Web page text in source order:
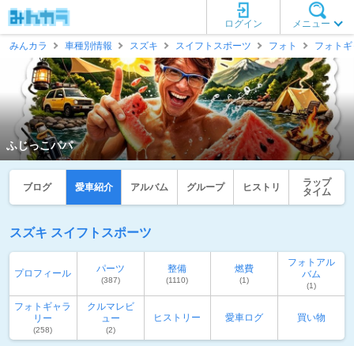
メニュー
ログイン
みんカラ
車種別情報 スズキ スイフトスポーツ フォト フォト
ふじっこパパ
ブログ 愛車紹介 アルバム グループ ヒストリ
ラップ
タイム
スズキ スイフトスポーツ
プロフィール パーツ
(387)
整備
(1110)
燃費
(1)
フォトアル
バム
(1)
フォトギャラ
リー
(258)
クルマレビ
ュー
(2)
ヒストリー 愛車ログ 買い物